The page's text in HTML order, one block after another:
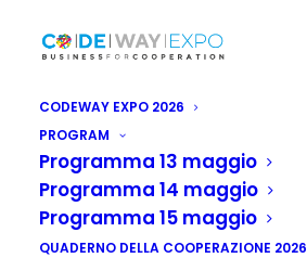
CODEWAY EXPO 2026
PROGRAM
Programma 13 maggio
Programma 14 maggio
Programma 15 maggio
QUADERNO DELLA COOPERAZIONE 2026